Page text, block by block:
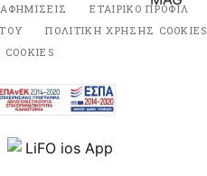
ΕΤΑΙΡΙΚΟ ΠΡΟΦΙΛ
ΠΟΛΙΤΙΚΗ ΧΡΗΣΗΣ COOKIES